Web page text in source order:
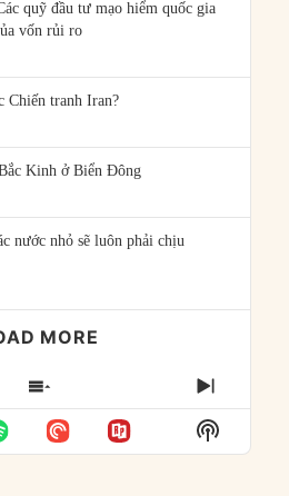
quỹ đầu tư mạo hiểm quốc gia
vốn rủi ro
Chiến tranh Iran?
Kinh ở Biển Đông
nước nhỏ sẽ luôn phải chịu
MORE
SHOW
EPISODES
LIST
NEXT
Show
Podcast